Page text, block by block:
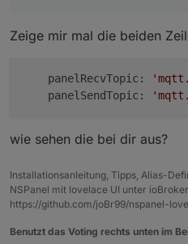
Zeige mir mal die beiden
    panelRecvTopic:
    panelSendTopic:
wie sehen die bei dir aus?
Installationsanleitung, Tipps, Alias-
NSPanel mit lovelace UI unter ioBroker
https://github.com/joBr99/nspanel-
Benutzt das Voting rechts unten im